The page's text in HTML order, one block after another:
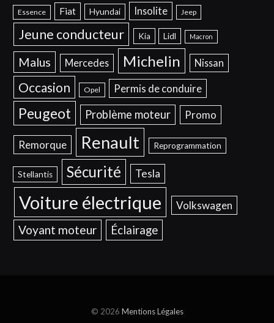
Essence Fiat Hyundai Insolite Jeep
Jeune conducteur Kia Lidl Macron
Malus Mercedes Michelin Nissan
Occasion Opel Permis de conduire
Peugeot Problème moteur Promo
Remorque Renault Reprogrammation
Stellantis Sécurité Tesla
Voiture électrique Volkswagen
Voyant moteur Éclairage
© 2026 Mentions Légales